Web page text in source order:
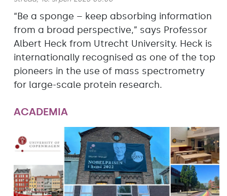
“Be a sponge – keep absorbing information
from a broad perspective,” says Professor
Albert Heck from Utrecht University. Heck is
internationally recognised as one of the top
pioneers in the use of mass spectrometry
for large-scale protein research.
ACADEMIA